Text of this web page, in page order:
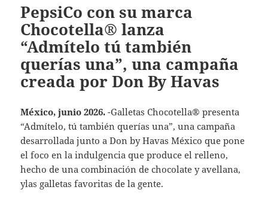
PepsiCo con su marca
Chocotella® lanza
“Admítelo tú también
querías una”, una campaña
creada por Don By Havas
México, junio 2026.-Galletas Chocotella® presenta
“Admítelo, tú también querías una”, una campaña
desarrollada junto a Don by Havas México que pone
el foco en la indulgencia que produce el relleno,
hecho de una combinación de chocolate y avellana,
ylas galletas favoritas de la gente.